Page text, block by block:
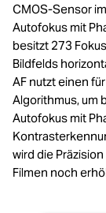
CMOS-Sensor
Autofokus mit
besitzt 273
Bildfelds
AF nutzt einen
Algorithmus, um
Autofokus mit
wird die
Filmen noch